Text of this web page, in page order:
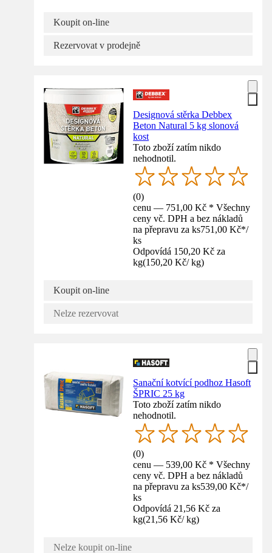
Koupit on-line
Rezervovat v prodejně
Designová stěrka Debbex
Beton Natural 5 kg slonová
kost
Toto zboží zatím nikdo
nehodnotil.
(0)
cenu — 751,00 Kč * Všechny
ceny vč. DPH a bez nákladů
na přepravu za ks751,00 Kč*/
ks
Odpovídá 150,20 Kč za
kg(150,20 Kč/ kg)
Koupit on-line
Nelze rezervovat
Sanační kotvící podhoz Hasoft
ŠPRIC 25 kg
Toto zboží zatím nikdo
nehodnotil.
(0)
cenu — 539,00 Kč * Všechny
ceny vč. DPH a bez nákladů
na přepravu za ks539,00 Kč*/
ks
Odpovídá 21,56 Kč za
kg(21,56 Kč/ kg)
Nelze koupit on-line